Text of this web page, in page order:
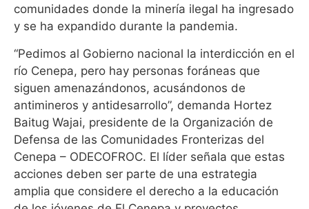
comunidades donde la minería ilegal ha ingresado
y se ha expandido durante la pandemia.
“Pedimos al Gobierno nacional la interdicción en el
río Cenepa, pero hay personas foráneas que
siguen amenazándonos, acusándonos de
antimineros y antidesarrollo”, demanda Hortez
Baitug Wajai, presidente de la Organización de
Defensa de las Comunidades Fronterizas del
Cenepa – ODECOFROC. El líder señala que estas
acciones deben ser parte de una estrategia
amplia que considere el derecho a la educación